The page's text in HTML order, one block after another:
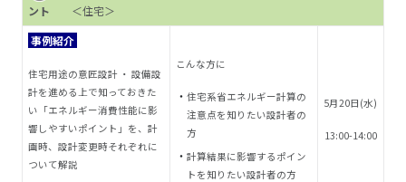
ント ＜住宅＞
事例紹介
住宅用途の意匠設計 ・ 設備設
計を進める上で知っておきた
い「エネルギー消費性能に影
響しやすいポイント」を、 計
画時、設計変更時それぞれに
ついて解説
こんな方に
住宅系省エネルギー計算の
注意点を知りたい設計者の
方
計算結果に影響するポイン
トを知りたい設計者の方
5月20日(水)
13:00-14:00